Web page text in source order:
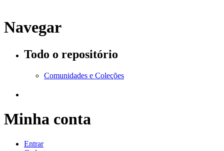
Navegar
Todo o repositório
Comunidades e Coleções
Minha conta
Entrar